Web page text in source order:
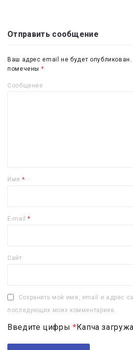
Отправить сообщение
Ваш адрес email не будет опубликован.
помечены *
Сообщение
Имя *
E-mail*
Сайт
Сохранить моё имя, email и адрес
последующих моих комментариев.
Введите цифры *Капча